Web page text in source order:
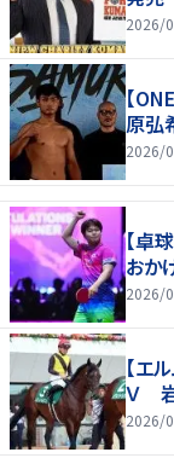
2026/
【
原弘
2026/
【卓
おか
2026/
【エ
Ｖ
2026/